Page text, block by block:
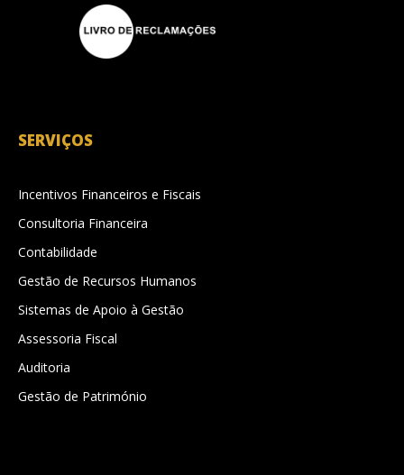
SERVIÇOS
Incentivos Financeiros e Fiscais
Consultoria Financeira
Contabilidade
Gestão de Recursos Humanos
Sistemas de Apoio à Gestão
Assessoria Fiscal
Auditoria
Gestão de Património